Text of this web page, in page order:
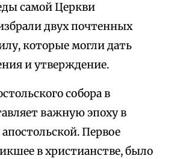
самой Церкви
двух почтенных
которые могли дать
и утверждение.
собора в
важную эпоху в
Первое
в христианстве, было